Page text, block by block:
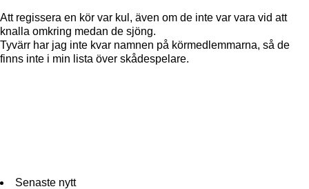
Att regissera en kör var kul, även om de inte var vara vid att
knalla omkring medan de sjöng.
Tyvärr har jag inte kvar namnen på körmedlemmarna, så de
finns inte i min lista över skådespelare.
Senaste nytt